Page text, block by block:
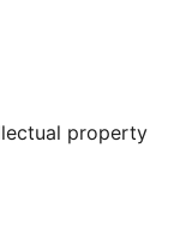
property